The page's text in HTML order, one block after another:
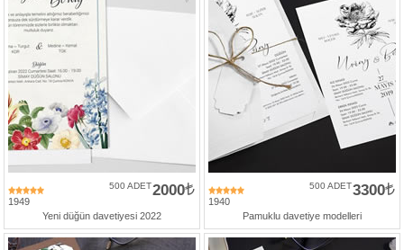
1949
2000
500 ADET
Yeni düğün davetiyesi 2022
1940
3300
500 ADET
Pamuklu davetiye modelleri